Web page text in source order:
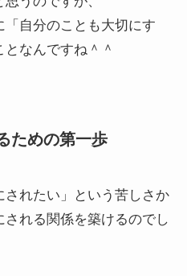
自分のことも大切にす
なんですね＾＾
ための第一歩
れたい」という苦しさか
れる関係を築けるのでし